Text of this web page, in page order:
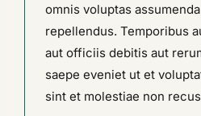
omnis voluptas
repellendus. Temporibus
aut officiis debitis aut
saepe eveniet ut et
sint et molestiae non